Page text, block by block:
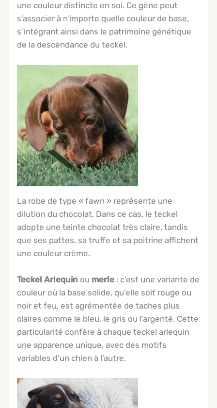
une couleur distincte en soi. Ce gène peut
s’associer à n’importe quelle couleur de base,
s’intégrant ainsi dans le patrimoine génétique
de la descendance du teckel.
La robe de type « fawn » représente une
dilution du chocolat. Dans ce cas, le teckel
adopte une teinte chocolat très claire, tandis
que ses pattes, sa truffe et sa poitrine affichent
une couleur crème.
Teckel Arlequin ou merle : c’est une variante de
couleur où la base solide, qu’elle soit rouge ou
noir et feu, est agrémentée de taches plus
claires comme le bleu, le gris ou l’argenté. Cette
particularité confère à chaque teckel arlequin
une apparence unique, avec des motifs
variables d’un chien à l’autre.